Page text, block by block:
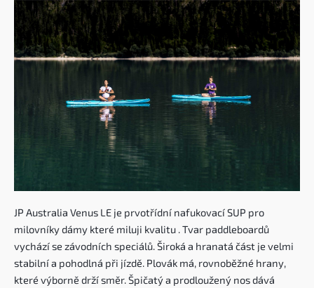
JP Australia Venus LE je prvotřídní nafukovací SUP pro
milovníky dámy které miluji kvalitu . Tvar paddleboardů
vychází se závodních speciálů. Široká a hranatá část je velmi
stabilní a pohodlná při jízdě. Plovák má, rovnoběžné hrany,
které výborně drží směr. Špičatý a prodloužený nos dává